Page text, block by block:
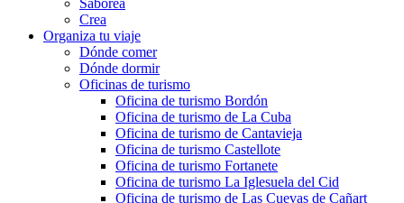
Saborea
Crea
Organiza tu viaje
Dónde comer
Dónde dormir
Oficinas de turismo
Oficina de turismo Bordón
Oficina de turismo de La Cuba
Oficina de turismo de Cantavieja
Oficina de turismo Castellote
Oficina de turismo Fortanete
Oficina de turismo La Iglesuela del Cid
Oficina de turismo de Las Cuevas de Cañart